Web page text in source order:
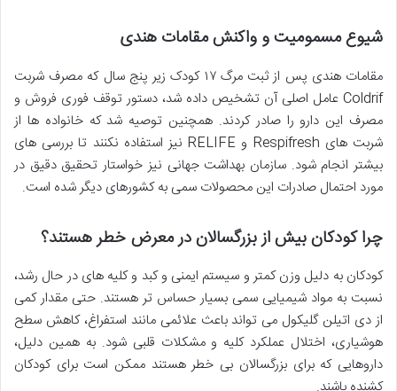
شیوع مسمومیت و واکنش مقامات هندی
مقامات هندی پس از ثبت مرگ ۱۷ کودک زیر پنج سال که مصرف شربت
Coldrif عامل اصلی آن تشخیص داده شد، دستور توقف فوری فروش و
مصرف این دارو را صادر کردند. همچنین توصیه شد که خانواده ها از
شربت های Respifresh و RELIFE نیز استفاده نکنند تا بررسی های
بیشتر انجام شود. سازمان بهداشت جهانی نیز خواستار تحقیق دقیق در
مورد احتمال صادرات این محصولات سمی به کشورهای دیگر شده است.
چرا کودکان بیش از بزرگسالان در معرض خطر هستند؟
کودکان به دلیل وزن کمتر و سیستم ایمنی و کبد و کلیه های در حال رشد،
نسبت به مواد شیمیایی سمی بسیار حساس تر هستند. حتی مقدار کمی
از دی اتیلن گلیکول می تواند باعث علائمی مانند استفراغ، کاهش سطح
هوشیاری، اختلال عملکرد کلیه و مشکلات قلبی شود. به همین دلیل،
داروهایی که برای بزرگسالان بی خطر هستند ممکن است برای کودکان